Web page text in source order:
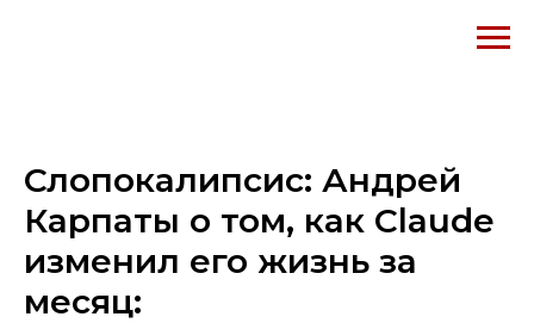
Слопокалипсис: Андрей
Карпаты о том, как Claude
изменил его жизнь за
месяц: